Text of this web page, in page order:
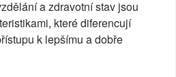
a zdravotní stav jsou
které diferencují
k lepšímu a dobře